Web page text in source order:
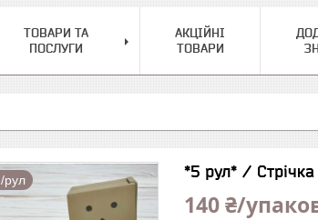
ТОВАРИ ТА
ПОСЛУГИ
АКЦІЙНІ
ТОВАРИ
рул *5 рул* /
140 ₴/